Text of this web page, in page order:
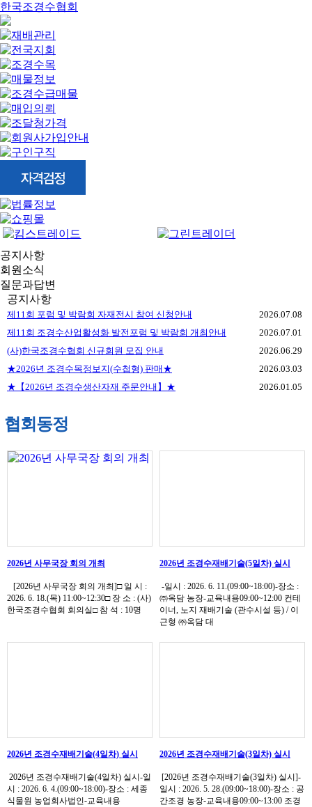
한국조경수협회
공지사항
회원소식
질문과답변
공지사항
제11회 포럼 및 박람회 자재전시 참여 신청안내
2026.07.08
제11회 조경수산업활성화 발전포럼 및 박람회 개최안내
2026.07.01
(사)한국조경수협회 신규회원 모집 안내
2026.06.29
★2026년 조경수목정보지(수첩형) 판매★
2026.03.03
★【2026년 조경수생산자재 주문안내】★
2026.01.05
협회동정
2026년 사무국장 회의 개최
[2026년 사무국장 회의 개최]□ 일 시 :
2026. 6. 18.(목) 11:00~12:30□ 장 소 : (사)
한국조경수협회 회의실□ 참 석 : 10명
2026년 조경수재배기술(5일차) 실시
-일시 : 2026. 6. 11.(09:00~18:00)-장소 :
㈜옥담 농장-교육내용09:00~12:00 컨테
이너, 노지 재배기술 (관수시설 등) / 이
근형 ㈜옥담 대
2026년 조경수재배기술(4일차) 실시
2026년 조경수재배기술(4일차) 실시-일
시 : 2026. 6. 4.(09:00~18:00)-장소 : 세종
식물원 농업회사법인-교육내용
2026년 조경수재배기술(3일차) 실시
[2026년 조경수재배기술(3일차) 실시]-
일시 : 2026. 5. 28.(09:00~18:00)-장소 : 공
간조경 농장-교육내용09:00~13:00 조경